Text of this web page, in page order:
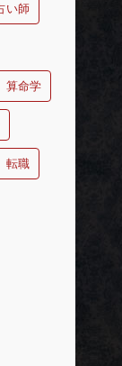
い師
算命学
転職